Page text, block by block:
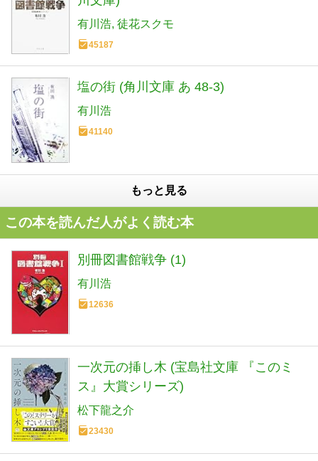
有川浩 徒花スクモ
45187
塩の街 (角川文庫 あ 48-3)
有川浩
41140
もっと見る
この本を読んだ人がよく読む本
別冊図書館戦争 (1)
有川浩
12636
一次元の挿し木 (宝島社文庫 『このミ
ス』大賞シリーズ)
松下龍之介
23430